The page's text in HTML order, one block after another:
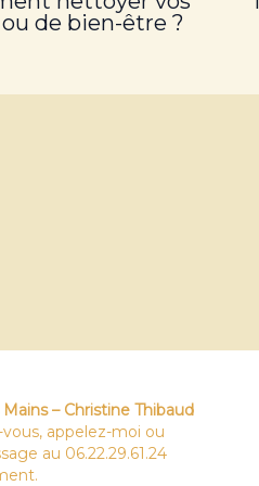
de bien-être ?
– Christine Thibaud
appelez-moi ou
au 06.22.29.61.24